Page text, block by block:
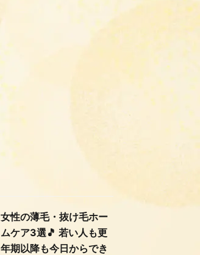
女性の薄毛・抜け毛ホー
ムケア3選🎵 若い人も更
年期以降も今日からでき